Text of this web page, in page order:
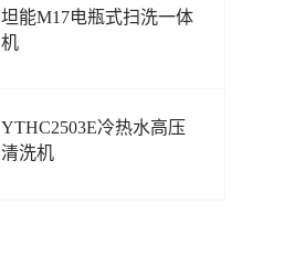
坦能M17电瓶式扫洗一体
机
YTHC2503E冷热水高压
清洗机